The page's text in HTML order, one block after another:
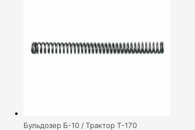
Бульдозер Б-10 / Трактор Т-170